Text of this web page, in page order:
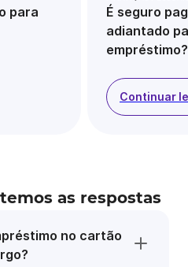
para
É seguro
adiantado
empréstimo?
Continuar
as respostas
no cartão